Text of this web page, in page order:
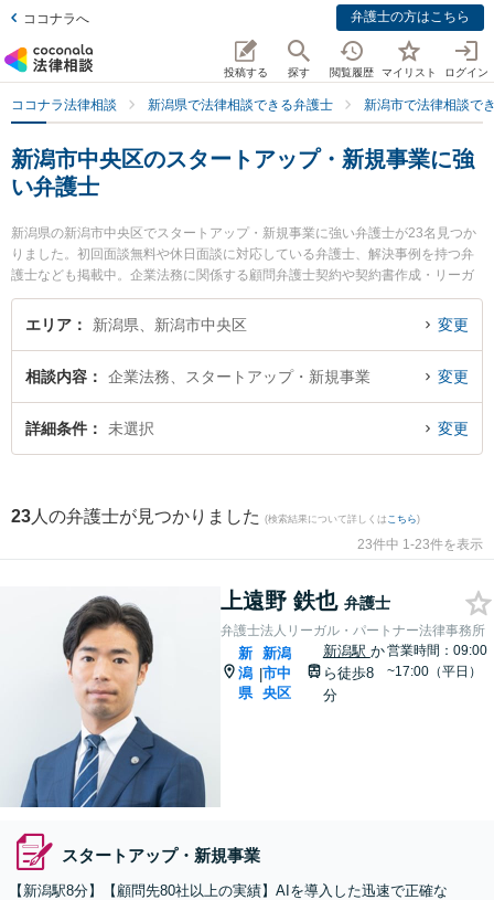
ココナラへ 弁護士の方はこちら
投稿する 探す 閲覧履歴 マイリスト ログイン
ココナラ法律相談 新潟県で法律相談できる弁護士 新潟市で法律相談で
新潟市中央区のスタートアップ・新規事業に強
い弁護士
新潟県の新潟市中央区でスタートアップ・新規事業に強い弁護士が23名見つか
りました。初回面談無料や休日面談に対応している弁護士、解決事例を持つ弁
護士なども掲載中。企業法務に関係する顧問弁護士契約や契約書作成・リーガ
ルチェック、雇用契約書・就業規則作成等の細かな分野での絞り込み検索もで
き便利です。特に弁護士法人リーガル・パートナー法律事務所の上遠野 鉄也弁
用、強みなどが注目されています。『新潟市中央区で土日や夜間に発生したス
タートアップ・新規事業のトラブルを今すぐに弁護士に相談したい』『スター
トアップ・新規事業のトラブル解決の実績豊富な近くの弁護士を検索したい』
エリア 新潟県、新潟市中央区 変更
相談内容 企業法務、スタートアップ・新規事業 変更
詳細条件 未選択 変更
23 人の弁護士が見つかりました (検索結果について詳しくは こちら)
23件中 1-23件を表示
上遠野 鉄也 弁護士
弁護士法人リーガル・パートナー法律事務所
新
潟
県
|
新潟
市中
央区
新潟駅 か
ら徒歩8
分
営業時間：09:00
~17:00（平日）
スタートアップ・新規事業
【新潟駅8分】【顧問先80社以上の実績】AIを導入した迅速で正確な